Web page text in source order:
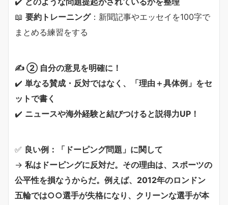
📖 要約トレーニング：新聞記事やエッセイを100字で
まとめる練習をする
✍ ② 自分の意見を明確に！
✔️ 単なる賛成・反対ではなく、「理由＋具体例」をセ
ットで書く
✔️ ニュースや海外経験と結びつけると説得力UP！
✅ 良い例：「ドーピング問題」に関して
→ 私はドーピングに反対だ。その理由は、スポーツの
公平性を損なうからだ。例えば、2012年のロンドン
五輪では○○選手が失格になり、クリーンな選手が本